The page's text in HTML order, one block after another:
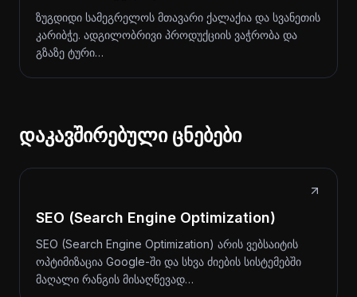
ზუგდიდი სამეგრელოს მთავარი ქალაქია და სვანეთის
კარიბჭე. ადგილობრივი პროდუქციის ვაჭრობა და
გზაზე ტური…
დაკავშირებული ცნებები
SEO (Search Engine Optimization)
SEO (Search Engine Optimization) არის ვებსაიტის
ოპტიმიზაცია Google-ში და სხვა ძიების სისტემებში
მაღალი რანგის მისაღწევად…